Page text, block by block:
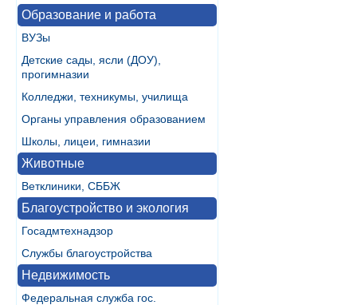
Образование и работа
ВУЗы
Детские сады, ясли (ДОУ),
прогимназии
Колледжи, техникумы, училища
Органы управления образованием
Школы, лицеи, гимназии
Животные
Ветклиники, СББЖ
Благоустройство и экология
Госадмтехнадзор
Службы благоустройства
Недвижимость
Федеральная служба гос.